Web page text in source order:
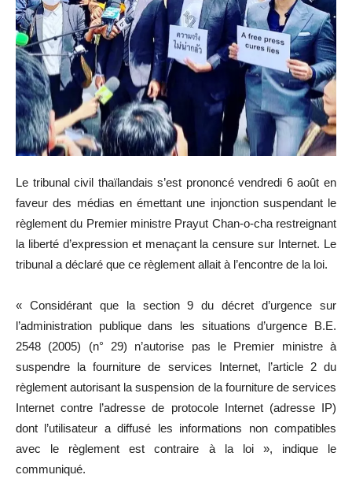
Le tribunal civil thaïlandais s’est prononcé vendredi 6 août en
faveur des médias en émettant une injonction suspendant le
règlement du Premier ministre Prayut Chan-o-cha restreignant
la liberté d’expression et menaçant la censure sur Internet. Le
tribunal a déclaré que ce règlement allait à l’encontre de la loi.
« Considérant que la section 9 du décret d’urgence sur
l’administration publique dans les situations d’urgence B.E.
2548 (2005) (n° 29) n’autorise pas le Premier ministre à
suspendre la fourniture de services Internet, l’article 2 du
règlement autorisant la suspension de la fourniture de services
Internet contre l’adresse de protocole Internet (adresse IP)
dont l’utilisateur a diffusé les informations non compatibles
avec le règlement est contraire à la loi », indique le
communiqué.